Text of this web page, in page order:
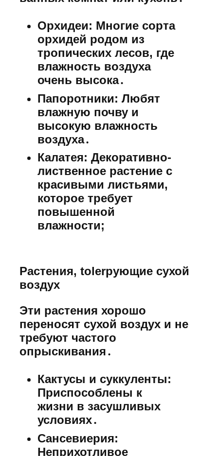
Орхидеи: Многие сорта
орхидей родом из
тропических лесов, где
влажность воздуха
очень высока․
Папоротники: Любят
влажную почву и
высокую влажность
воздуха․
Калатея: Декоративно-
лиственное растение с
красивыми листьями,
которое требует
повышенной
влажности;
Растения, tolerрующие сухой
воздух
Эти растения хорошо
переносят сухой воздух и не
требуют частого
опрыскивания․
Кактусы и суккуленты:
Приспособлены к
жизни в засушливых
условиях․
Сансевиерия:
Неприхотливое